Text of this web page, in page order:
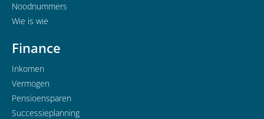
Noodnummers
Wie is wie
Finance
Inkomen
Vermogen
Pensioensparen
Successieplanning